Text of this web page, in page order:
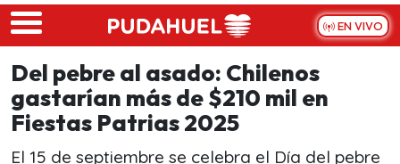
Skip to main content
EN VIVO
Del pebre al asado: Chilenos
gastarían más de $210 mil en
Fiestas Patrias 2025
El 15 de septiembre se celebra el Día del pebre